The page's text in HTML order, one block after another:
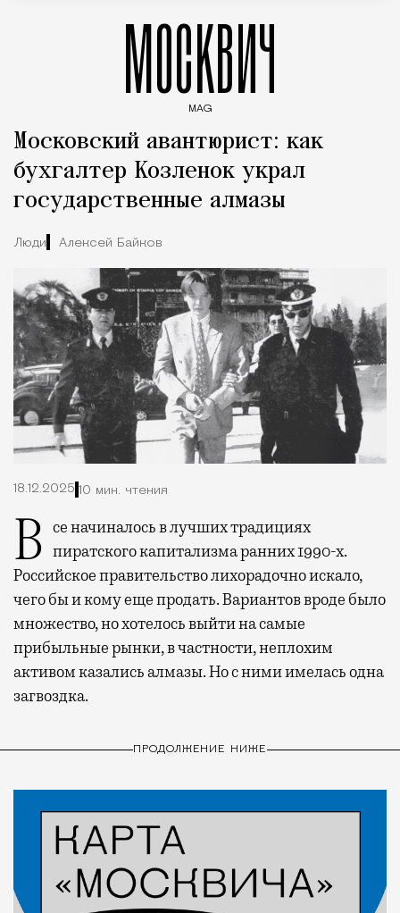
МОСКВИЧ
MAG
Московский авантюрист: как
бухгалтер Козленок украл
государственные алмазы
Люди Алексей Байков
18.12.2025 10 мин. чтения
Все начиналось в лучших традициях пиратского капитализма ранних 1990-х.
Российское правительство лихорадочно искало,
чего бы и кому еще продать. Вариантов вроде было
множество, но хотелось выйти на самые
прибыльные рынки, в частности, неплохим
активом казались алмазы. Но с ними имелась одна
загвоздка.
ПРОДОЛЖЕНИЕ НИЖЕ